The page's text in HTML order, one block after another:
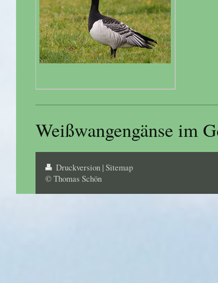
Weißwangengänse im
Druckversion |Sitemap
© Thomas Schön